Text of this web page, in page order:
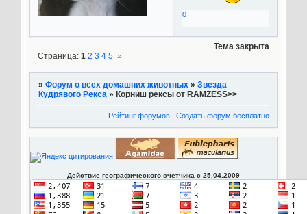
0
Тема закрыта
Страница: 1 2 3 4 5 »
» Форум о всех домашних животных » Звезда
Кудрявого Рекса » Корниш рексы от RAMZESS>>
Рейтинг форумов |Создать форум бесплатно
Действие географического счетчика с 25.04.2009